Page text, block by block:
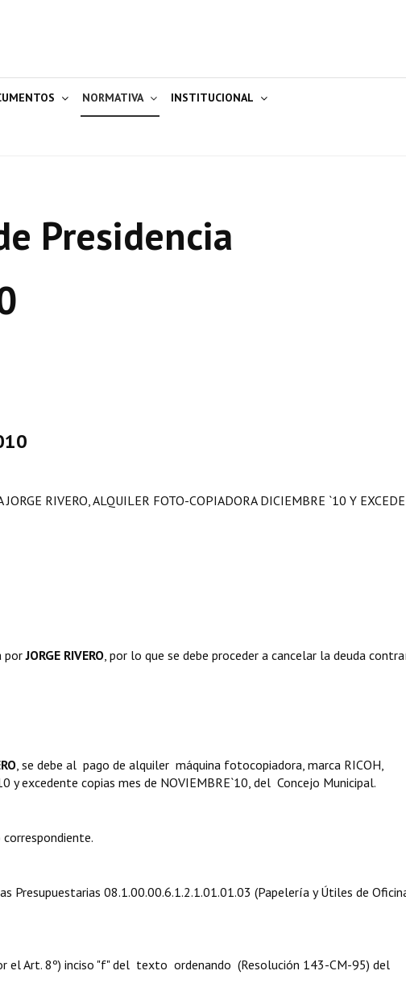
NORMATIVA INSTITUCIONAL
Presidencia
JORGE RIVERO, ALQUILER FOTO-COPIADORA DICIEMBRE `10 Y
porJORGE RIVERO, por lo que se debe proceder a cancelar la deuda
, se debe al pago de alquiler máquina fotocopiadora, marca RICOH,
excedente copias mes de NOVIEMBRE`10, del Concejo Municipal.
Presupuestarias 08.1.00.00.6.1.2.1.01.01.03 (Papelería y Útiles de
el Art. 8º) inciso "f" del texto ordenando (Resolución 143-CM-95) del